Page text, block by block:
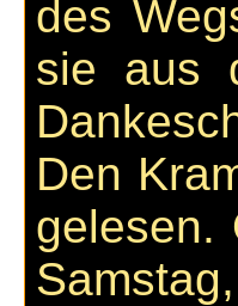
des
sie aus
Den
gelesen.